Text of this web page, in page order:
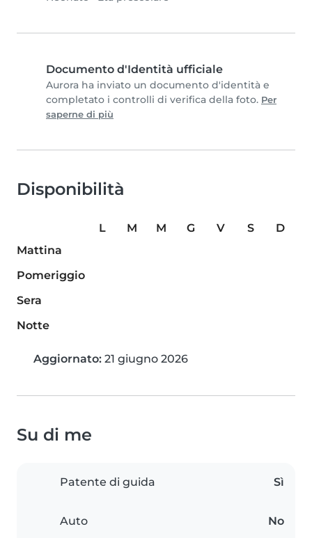
Documento d'Identità ufficiale
Aurora ha inviato un documento d'identità e
completato i controlli di verifica della foto. Per
saperne di più
Disponibilità
L M M G V S
D
Mattina
Pomeriggio
Sera
Notte
Aggiornato: 21 giugno 2026
Su di me
Patente di guida Sì
Auto No